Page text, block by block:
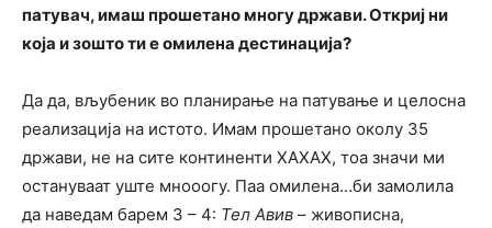
патувач, имаш прошетано многу држави. Откриј ни
која и зошто ти е омилена дестинација?
Да да, вљубеник во планирање на патување и целосна
реализација на истото. Имам прошетано околу 35
држави, не на сите континенти ХАХАХ, тоа значи ми
остануваат уште мнооогу. Паа омилена…би замолила
да наведам барем 3 – 4: Тел Авив – живописна,